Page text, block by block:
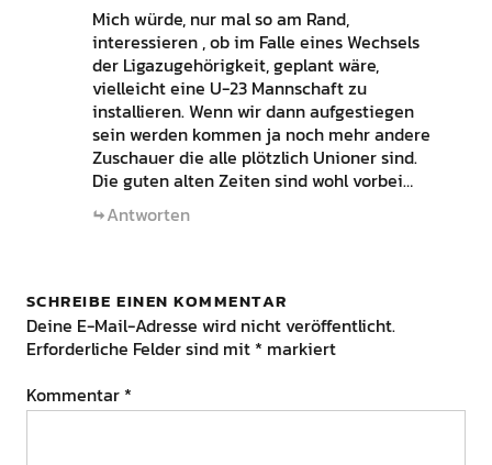
Mich würde, nur mal so am Rand,
interessieren , ob im Falle eines Wechsels
der Ligazugehörigkeit, geplant wäre,
vielleicht eine U-23 Mannschaft zu
installieren. Wenn wir dann aufgestiegen
sein werden kommen ja noch mehr andere
Zuschauer die alle plötzlich Unioner sind.
Die guten alten Zeiten sind wohl vorbei…
Antworten
SCHREIBE EINEN KOMMENTAR
Deine E-Mail-Adresse wird nicht veröffentlicht.
Erforderliche Felder sind mit * markiert
Kommentar *